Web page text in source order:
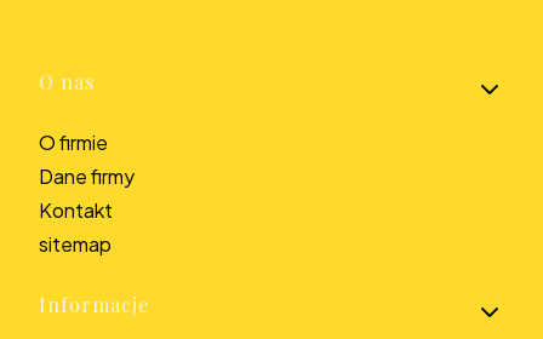
Linki w stopce
O nas
O firmie
Dane firmy
Kontakt
sitemap
Informacje